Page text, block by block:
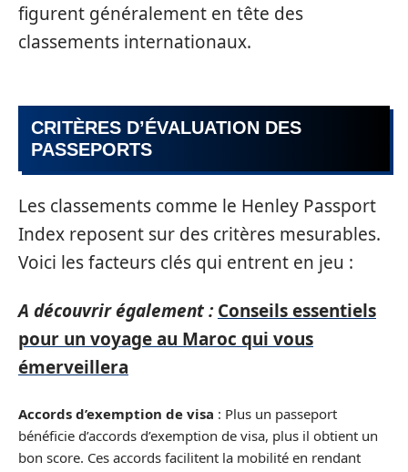
figurent généralement en tête des
classements internationaux.
CRITÈRES D’ÉVALUATION DES
PASSEPORTS
Les classements comme le Henley Passport
Index reposent sur des critères mesurables.
Voici les facteurs clés qui entrent en jeu :
A découvrir également : Conseils essentiels
pour un voyage au Maroc qui vous
émerveillera
Accords d’exemption de visa : Plus un passeport
bénéficie d’accords d’exemption de visa, plus il obtient un
bon score. Ces accords facilitent la mobilité en rendant